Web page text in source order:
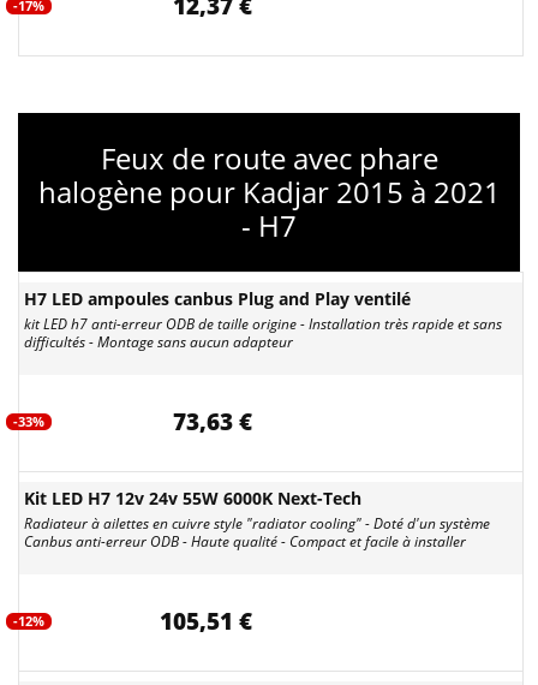
-17%
Feux de route avec phare
halogène pour Kadjar 2015 à 2021
- H7
H7 LED ampoules canbus Plug and Play ventilé
kit LED h7 anti-erreur ODB de taille origine - Installation très rapide et sans
difficultés - Montage sans aucun adapteur
-33% 73,63 €
Kit LED H7 12v 24v 55W 6000K Next-Tech
Radiateur à ailettes en cuivre style "radiator cooling" - Doté d'un système
Canbus anti-erreur ODB - Haute qualité - Compact et facile à installer
-12% 105,51 €